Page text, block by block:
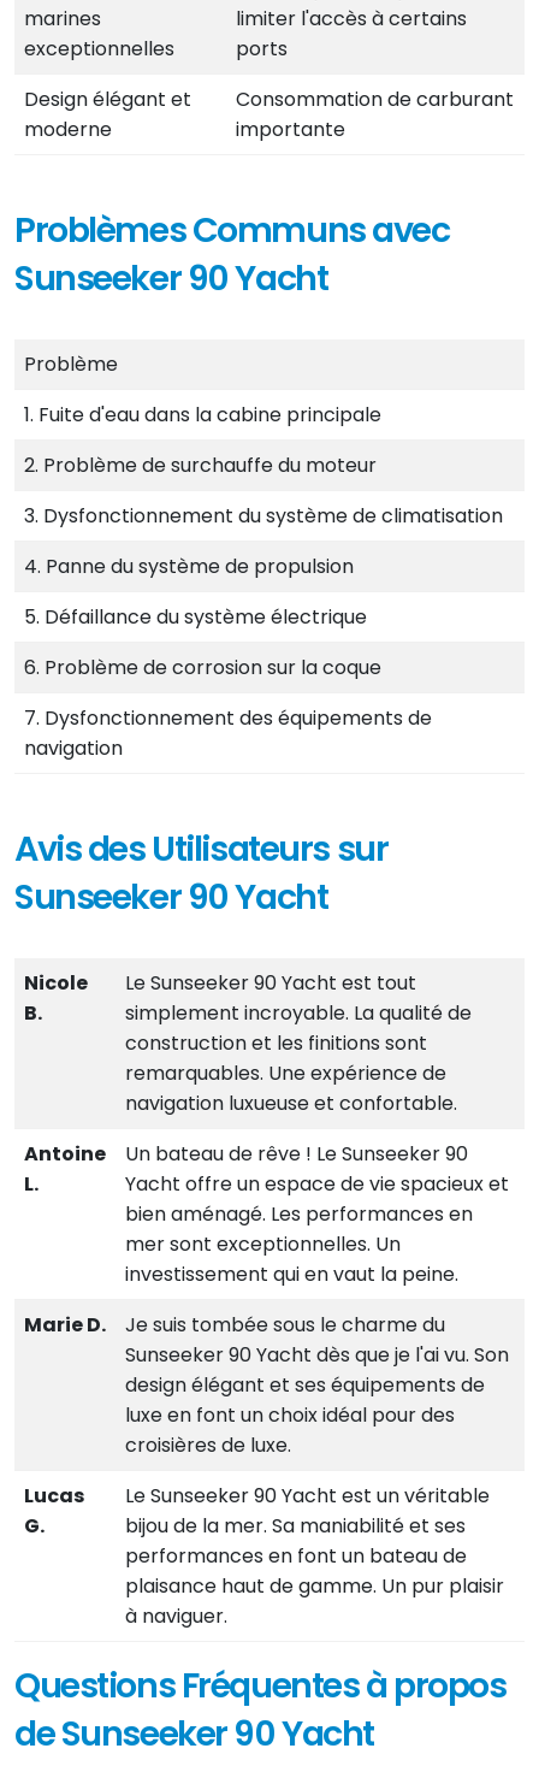
marines
exceptionnelles
limiter l'accès à certains
ports
Design élégant et
moderne
Consommation de carburant
importante
Problèmes Communs avec
Sunseeker 90 Yacht
Problème
1. Fuite d'eau dans la cabine principale
2. Problème de surchauffe du moteur
3. Dysfonctionnement du système de climatisation
4. Panne du système de propulsion
5. Défaillance du système électrique
6. Problème de corrosion sur la coque
7. Dysfonctionnement des équipements de
navigation
Avis des Utilisateurs sur
Sunseeker 90 Yacht
Nicole
B.
Le Sunseeker 90 Yacht est tout
simplement incroyable. La qualité de
construction et les finitions sont
remarquables. Une expérience de
navigation luxueuse et confortable.
Antoine
L.
Un bateau de rêve ! Le Sunseeker 90
Yacht offre un espace de vie spacieux et
bien aménagé. Les performances en
mer sont exceptionnelles. Un
investissement qui en vaut la peine.
Marie D.
Je suis tombée sous le charme du
Sunseeker 90 Yacht dès que je l'ai vu. Son
design élégant et ses équipements de
luxe en font un choix idéal pour des
croisières de luxe.
Lucas
G.
Le Sunseeker 90 Yacht est un véritable
bijou de la mer. Sa maniabilité et ses
performances en font un bateau de
plaisance haut de gamme. Un pur plaisir
à naviguer.
Questions Fréquentes à propos
de Sunseeker 90 Yacht